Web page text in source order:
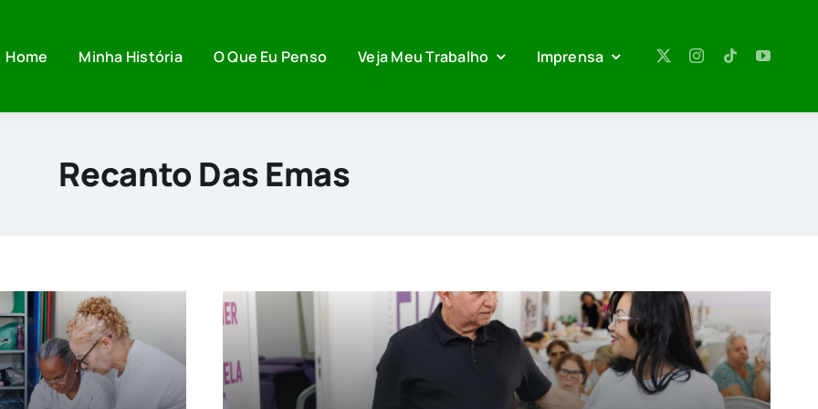
Home Minha História O Que Eu Penso Veja Meu Trabalho Imprensa
Recanto Das Emas